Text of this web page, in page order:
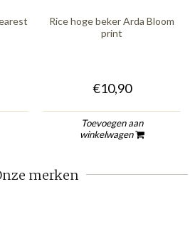
Rice hoge beker Arda Bloom
print
€10,90
Toevoegen aan
winkelwagen
merken